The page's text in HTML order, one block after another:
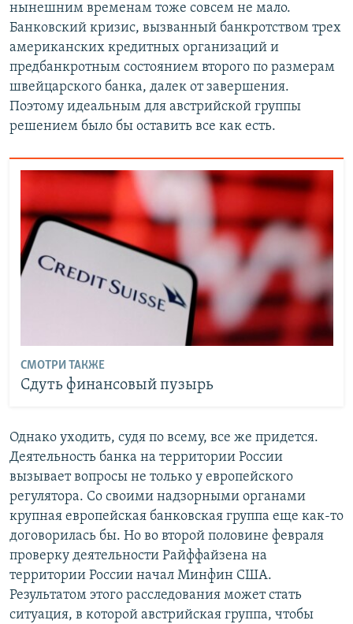
нынешним временам тоже совсем не мало.
Банковский кризис, вызванный банкротством трех
американских кредитных организаций и
предбанкротным состоянием второго по размерам
швейцарского банка, далек от завершения.
Поэтому идеальным для австрийской группы
решением было бы оставить все как есть.
СМОТРИ ТАКЖЕ
Сдуть финансовый пузырь
Однако уходить, судя по всему, все же придется.
Деятельность банка на территории России
вызывает вопросы не только у европейского
регулятора. Со своими надзорными органами
крупная европейская банковская группа еще как-то
договорилась бы. Но во второй половине февраля
проверку деятельности Райффайзена на
территории России начал Минфин США.
Результатом этого расследования может стать
ситуация, в которой австрийская группа, чтобы